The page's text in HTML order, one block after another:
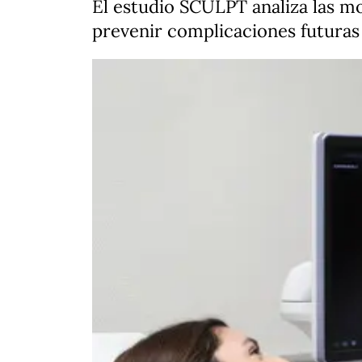
El estudio SCULPT analiza las
prevenir complicaciones futuras